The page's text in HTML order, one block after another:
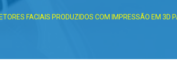
FACIAIS PRODUZIDOS COM IMPRESSÃO EM 3D